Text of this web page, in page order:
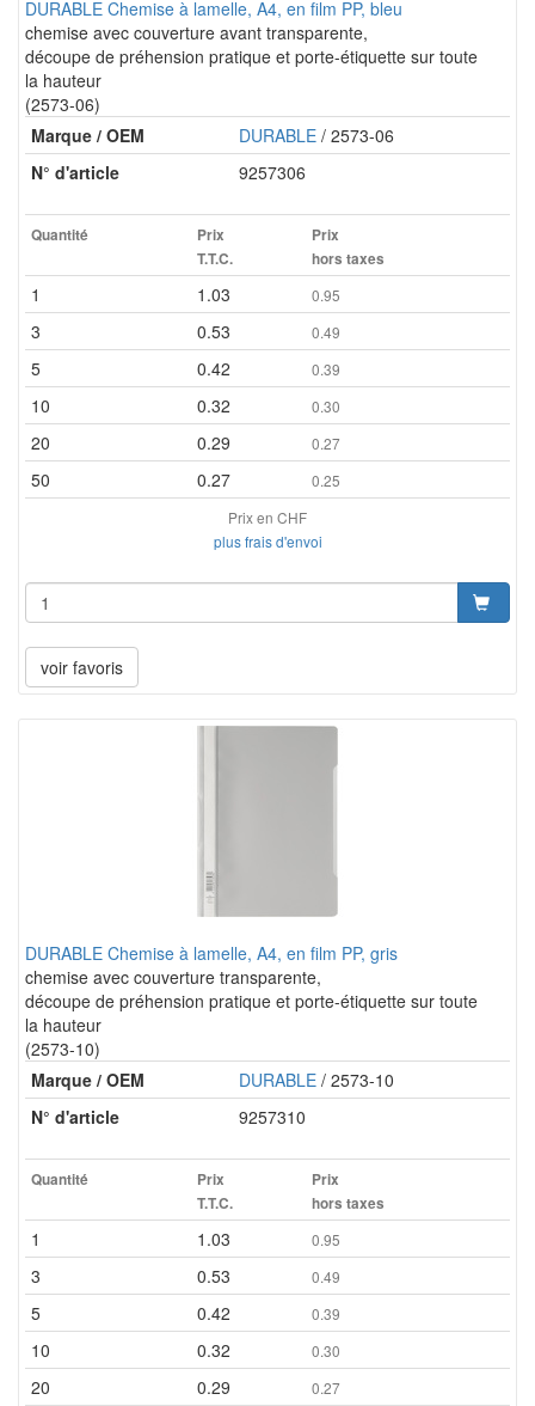
DURABLE Chemise à lamelle, A4, en film PP, bleu
chemise avec couverture avant transparente,
découpe de préhension pratique et porte-étiquette sur toute
la hauteur
(2573-06)
Marque / OEM
DURABLE / 2573-06
N° d'article
9257306
Quantité
Prix
T.T.C.
Prix
hors taxes
1 1.03 0.95
3 0.53 0.49
5 0.42 0.39
10 0.32 0.30
20 0.29 0.27
50 0.27
0.25
Prix en CHF
plus frais d'envoi
voir favoris
DURABLE Chemise à lamelle, A4, en film PP, gris
chemise avec couverture transparente,
découpe de préhension pratique et porte-étiquette sur toute
la hauteur
(2573-10)
Marque / OEM
DURABLE / 2573-10
N° d'article
9257310
Quantité
Prix
T.T.C.
Prix
hors taxes
1 1.03 0.95
3 0.53 0.49
5 0.42 0.39
10 0.32 0.30
20 0.29 0.27